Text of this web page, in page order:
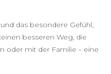
das besondere Gefühl,
besseren Weg, die
oder mit der Familie – eine